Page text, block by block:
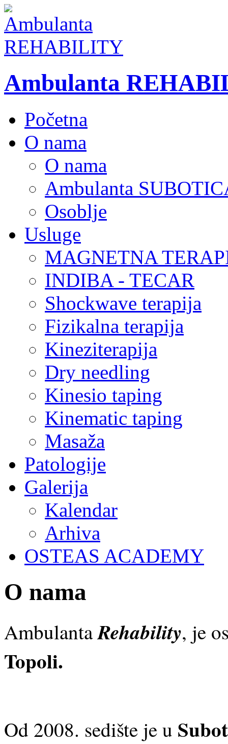
Ambulanta
Početna
O nama
O nama
Ambulanta
Osoblje
Usluge
MAGNETNA
INDIBA - TECAR
Shockwave terapija
Fizikalna terapija
Kineziterapija
Dry needling
Kinesio taping
Kinematic taping
Masaža
Patologije
Galerija
Kalendar
Arhiva
OSTEAS ACADEMY
O nama
AmbulantaRehability, je
Topoli.
Od 2008. sedište je u